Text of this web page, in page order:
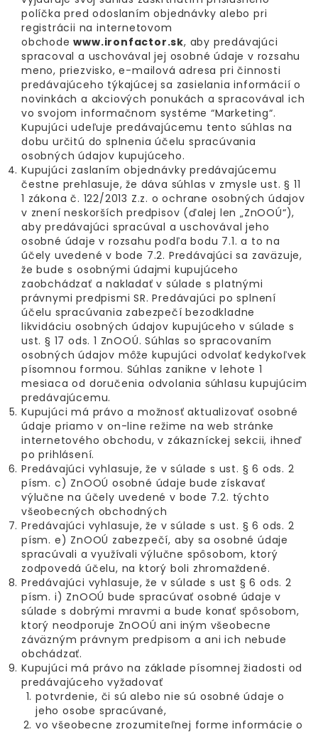
políčka pred odoslaním objednávky alebo pri
registrácii na internetovom
obchodewww.ironfactor.sk, aby predávajúci
spracoval a uschovával jej osobné údaje v rozsahu
meno, priezvisko, e-mailová adresa pri činnosti
predávajúceho týkajúcej sa zasielania informácií o
novinkách a akciových ponukách a spracovával ich
vo svojom informačnom systéme “Marketing“.
Kupujúci udeľuje predávajúcemu tento súhlas na
dobu určitú do splnenia účelu spracúvania
osobných údajov kupujúceho.
Kupujúci zaslaním objednávky predávajúcemu
čestne prehlasuje, že dáva súhlas v zmysle ust. § 11
1 zákona č. 122/2013 Z.z. o ochrane osobných údajov
v znení neskorších predpisov (ďalej len „ZnOOÚ“),
aby predávajúci spracúval a uschovával jeho
osobné údaje v rozsahu podľa bodu 7.1. a to na
účely uvedené v bode 7.2. Predávajúci sa zaväzuje,
že bude s osobnými údajmi kupujúceho
zaobchádzať a nakladať v súlade s platnými
právnymi predpismi SR. Predávajúci po splnení
účelu spracúvania zabezpečí bezodkladne
likvidáciu osobných údajov kupujúceho v súlade s
ust. § 17 ods. 1 ZnOOÚ. Súhlas so spracovaním
osobných údajov môže kupujúci odvolať kedykoľvek
písomnou formou. Súhlas zanikne v lehote 1
mesiaca od doručenia odvolania súhlasu kupujúcim
predávajúcemu.
Kupujúci má právo a možnosť aktualizovať osobné
údaje priamo v on-line režime na web stránke
internetového obchodu, v zákazníckej sekcii, ihneď
po prihlásení.
Predávajúci vyhlasuje, že v súlade s ust. § 6 ods. 2
písm. c) ZnOOÚ osobné údaje bude získavať
výlučne na účely uvedené v bode 7.2. týchto
všeobecných obchodných
Predávajúci vyhlasuje, že v súlade s ust. § 6 ods. 2
písm. e) ZnOOÚ zabezpečí, aby sa osobné údaje
spracúvali a využívali výlučne spôsobom, ktorý
zodpovedá účelu, na ktorý boli zhromaždené.
Predávajúci vyhlasuje, že v súlade s ust § 6 ods. 2
písm. i) ZnOOÚ bude spracúvať osobné údaje v
súlade s dobrými mravmi a bude konať spôsobom,
ktorý neodporuje ZnOOÚ ani iným všeobecne
záväzným právnym predpisom a ani ich nebude
obchádzať.
Kupujúci má právo na základe písomnej žiadosti od
predávajúceho vyžadovať
potvrdenie, či sú alebo nie sú osobné údaje o
jeho osobe spracúvané,
vo všeobecne zrozumiteľnej forme informácie o